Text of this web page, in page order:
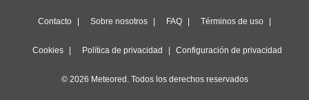
Contacto Sobre nosotros FAQ Términos de uso
Cookies Política de privacidad Configuración de privacidad
© 2026 Meteored. Todos los derechos reservados